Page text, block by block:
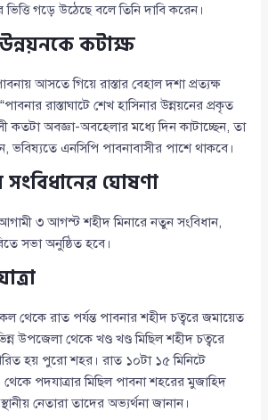
গড়ে উঠেছে বলে তিনি দাবি করেন।
কটাক্ষ
আসতে গিয়ে রাস্তার বেহাল দশা প্রত্যক্ষ
রাস্তাঘাটে শেখ হাসিনার উন্নয়নের প্রকৃত
কতটা অবজ্ঞা-অবহেলার মধ্যে দিন কাটাচ্ছেন, তা
ভবিষ্যতে এনসিপি পাবনাবাসীর পাশে থাকবে।
ঘোষণা
৩ আগস্ট শহীদ মিনারে নতুন সংবিধান,
সভা অনুষ্ঠিত হবে।
থেকে রাত পর্যন্ত পাবনার শহীদ চত্বরে জমায়েত
উপজেলা থেকে খণ্ড খণ্ড মিছিল শহীদ চত্বরে
হয় পুরো শহর। রাত ১০টা ১৫ মিনিটে
থেকে পদযাত্রার মিছিল পাবনা শহরের মুজাহিদ
নেতারা তাদের অভ্যর্থনা জানান।